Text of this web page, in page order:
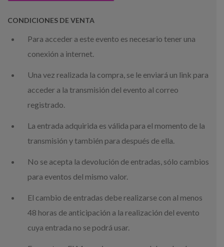
CONDICIONES DE VENTA
Para acceder a este evento es necesario tener una
conexión a internet.
Una vez realizada la compra, se le enviará un link para
acceder a la transmisión del evento al correo
registrado.
La entrada adquirida es válida para el momento de la
transmisión y también para después de ella.
No se acepta la devolución de entradas, sólo cambios
para eventos del mismo valor.
El cambio de entradas debe realizarse con al menos
48 horas de anticipación a la realización del evento
cuya entrada no se podrá usar.